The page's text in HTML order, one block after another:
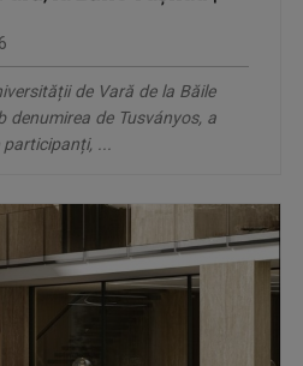
de Vară de la Băile
denumirea de Tusványos, a
...